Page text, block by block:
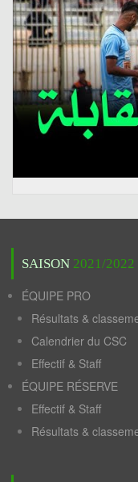
SAISON 2021/2022
ÉQUIPE PRO
Résultats &
Calendrier du CSC
Effectif & Staff
ÉQUIPE RÉSERVE
Effectif & Staff
Résultats &